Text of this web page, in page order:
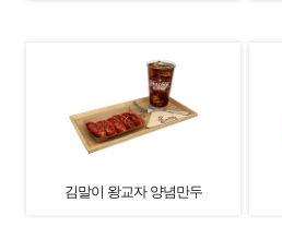
김말이 왕교자 양념만두